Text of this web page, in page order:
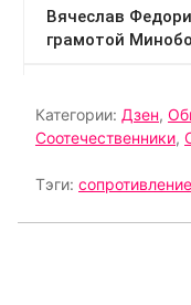
Категории: Дзен,
Соотечественники,
Тэги: сопротивление